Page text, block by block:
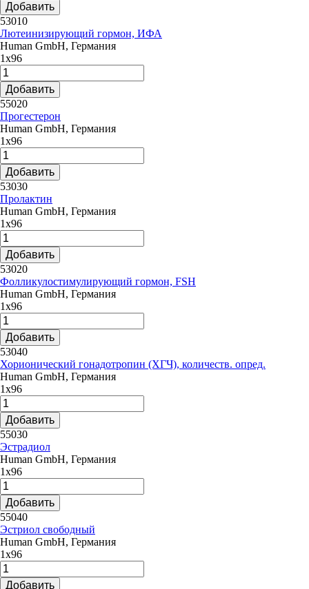
Добавить
53010
Лютеинизирующий гормон, ИФА
Human GmbH, Германия
1х96
Добавить
55020
Прогестерон
Human GmbH, Германия
1х96
Добавить
53030
Пролактин
Human GmbH, Германия
1х96
Добавить
53020
Фолликулостимулирующий гормон, FSH
Human GmbH, Германия
1х96
Добавить
53040
Хорионический гонадотропин (ХГЧ), количеств. опред.
Human GmbH, Германия
1х96
Добавить
55030
Эстрадиол
Human GmbH, Германия
1х96
Добавить
55040
Эстриол свободный
Human GmbH, Германия
1х96
Добавить